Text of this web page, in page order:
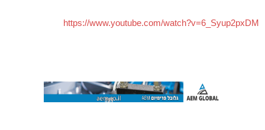
https://www.youtube.com/watch?v=6_Syup2pxDM